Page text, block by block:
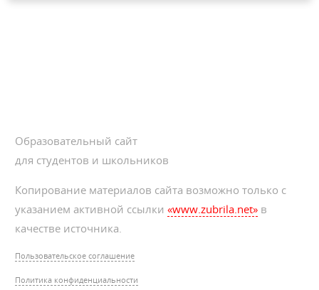
Образовательный сайт
для студентов и школьников
Копирование материалов сайта возможно только с
указанием активной ссылки«www.zubrila.net» в
качестве источника.
Пользовательское соглашение
Политика конфиденциальности